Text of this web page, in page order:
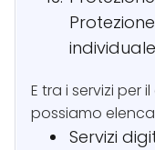
E tra i servizi per
possiamo
Servizi